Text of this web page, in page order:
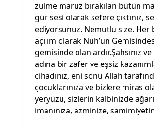
zulme maruz bırakılan bütün
gür sesi olarak sefere
ediyorsunuz. Nemutlu size. Her
açılım olarak Nuh’un
gemisinde olanlardır.Şahsınız
adına bir zafer ve eşsiz
cihadınız, eni sonu Allah
çocuklarınıza ve bizlere miras
yeryüzü, sizlerin kalbinizde
imanınıza, azminize,